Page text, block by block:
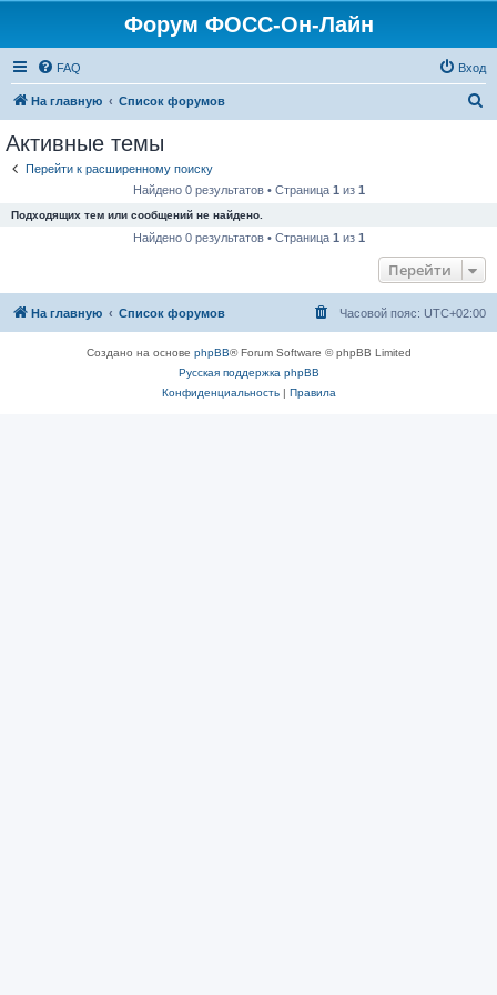
Форум ФОСС-Он-Лайн
FAQ Вход
На главную Список форумов
Активные темы
Перейти к расширенному поиску
Найдено 0 результатов • Страница 1 из 1
Подходящих тем или сообщений не найдено.
Найдено 0 результатов • Страница 1 из 1
Перейти
На главную Список форумов Часовой пояс: UTC+02:00
Создано на основе phpBB® Forum Software © phpBB Limited
Русская поддержка phpBB
Конфиденциальность| Правила